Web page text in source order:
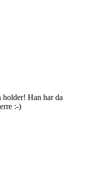
Han har da
:-)